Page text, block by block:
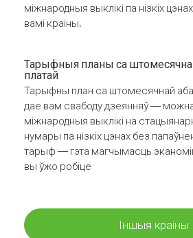
міжнародныя выклікі па нізкіх
вамі краіны.
Тарыфныя планы са
платай
Тарыфны план са штомесячнай
дае вам свабоду дзеянняў — можна
міжнародныя выклікі на
нумары па нізкіх цэнах без
тарыф — гэта магчымасць
вы ўжо робіце
Іншыя краіны